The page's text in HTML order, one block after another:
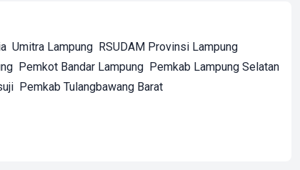
Umitra Lampung RSUDAM Provinsi Lampung
Pemkot Bandar Lampung Pemkab Lampung Selatan
Pemkab Tulangbawang Barat